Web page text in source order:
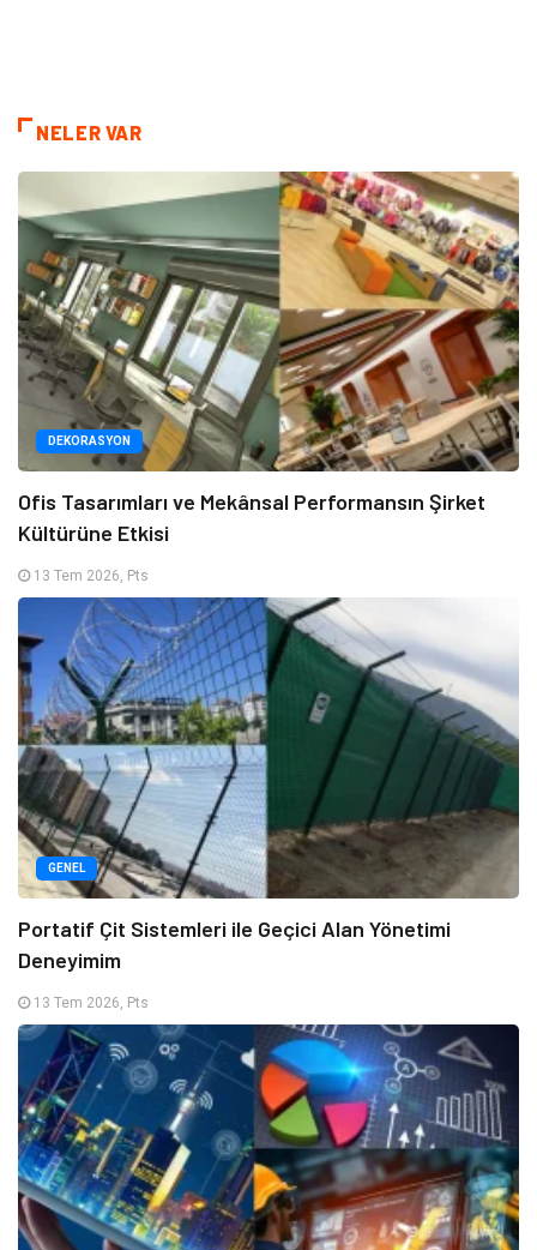
NELER VAR
DEKORASYON
Ofis Tasarımları ve Mekânsal Performansın Şirket
Kültürüne Etkisi
13 Tem 2026, Pts
GENEL
Portatif Çit Sistemleri ile Geçici Alan Yönetimi
Deneyimim
13 Tem 2026, Pts